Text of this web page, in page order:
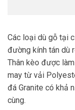
Các loại dù gỗ tại
đường kính tán dù
Thân kèo được
may từ vải
đá Granite có khả
cùng.